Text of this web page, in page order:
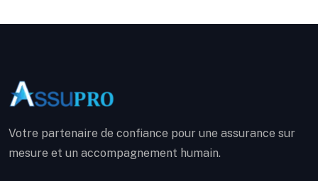
Votre partenaire de confiance pour une assurance sur
mesure et un accompagnement humain.